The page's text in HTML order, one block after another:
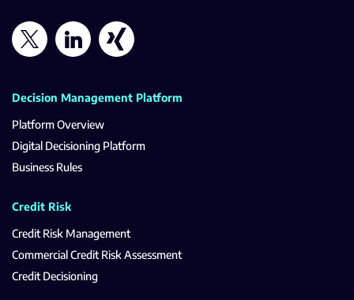
Decision Management Platform
Platform Overview
Digital Decisioning Platform
Business Rules
Credit Risk
Credit Risk Management
Commercial Credit Risk Assessment
Credit Decisioning